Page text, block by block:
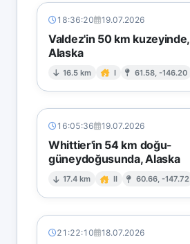
18:36:20 19.07.2026
Valdez'in 50 km kuzeyinde,
Alaska
16.5 km I 61.58, -146.20
16:05:36 19.07.2026
Whittier'in 54 km doğu-
güneydoğusunda, Alaska
17.4 km II 60.66, -147.72
21:22:10 18.07.2026